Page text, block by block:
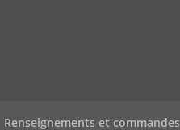
Renseignements et commandes